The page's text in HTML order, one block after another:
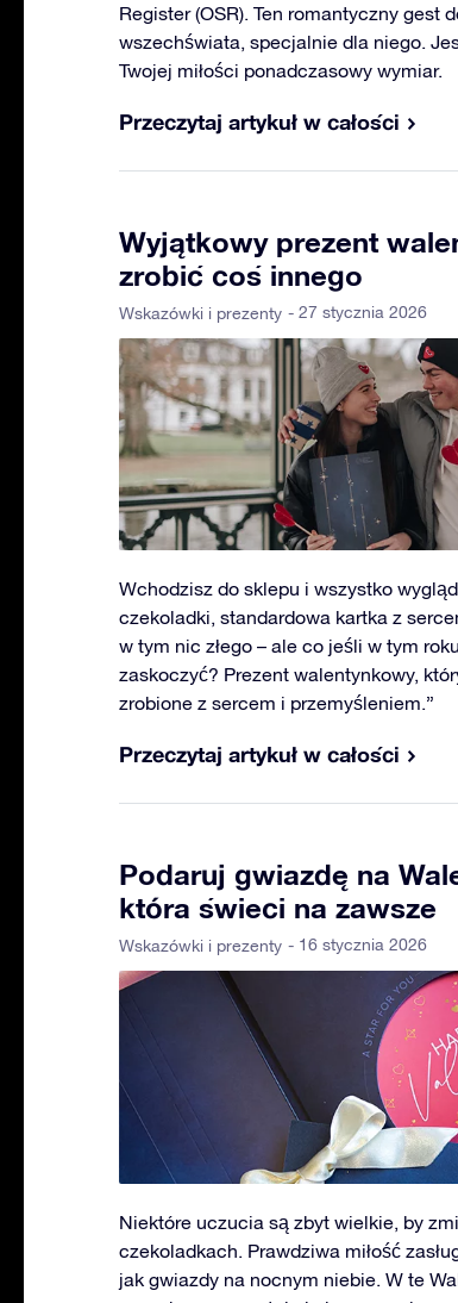
Register (OSR). Ten romantyczny gest
wszechświata, specjalnie dla niego.
Twojej miłości ponadczasowy wymiar.
Przeczytaj artykuł w całości
Wyjątkowy prezent
zrobić coś innego
Wskazówki i prezenty - 27 stycznia 2026
Wchodzisz do sklepu i wszystko
czekoladki, standardowa kartka z
w tym nic złego – ale co jeśli w tym
zaskoczyć? Prezent walentynkowy,
zrobione z sercem i przemyśleniem.”
Przeczytaj artykuł w całości
Podaruj gwiazdę na
która świeci na zawsze
Wskazówki i prezenty - 16 stycznia 2026
Niektóre uczucia są zbyt wielkie, by
czekoladkach. Prawdziwa miłość
jak gwiazdy na nocnym niebie. W te